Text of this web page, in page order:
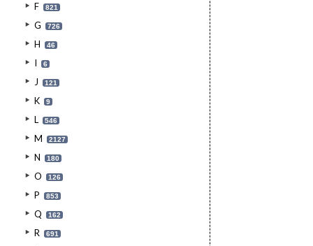
F 821
G 726
H 46
I 6
J 121
K 9
L 546
M 2127
N 180
O 126
P 853
Q 162
R 691